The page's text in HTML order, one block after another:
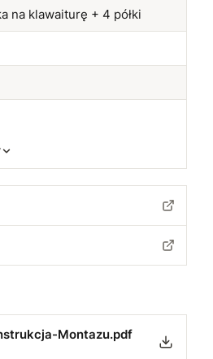
na klawaiturę + 4 półki
Montazu.pdf